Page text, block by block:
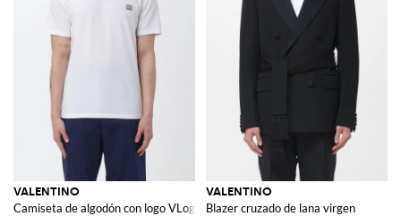
VALENTINO
Camiseta de algodón con logo VLogo
VALENTINO
Blazer cruzado de lana virgen